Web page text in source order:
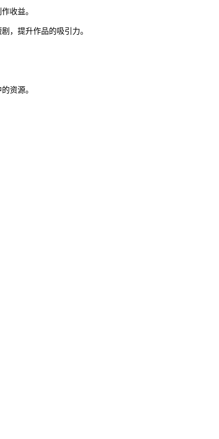
收益。
，提升作品的吸引力。
资源。